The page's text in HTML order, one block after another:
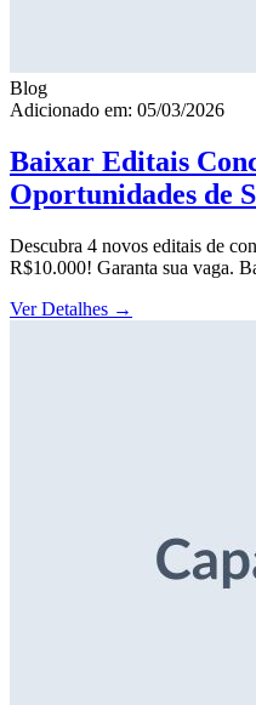
Blog
Adicionado em: 05/03/2026
Baixar Editais
Oportunidades de
Descubra 4 novos editais de
R$10.000! Garanta sua vaga.
Ver Detalhes →